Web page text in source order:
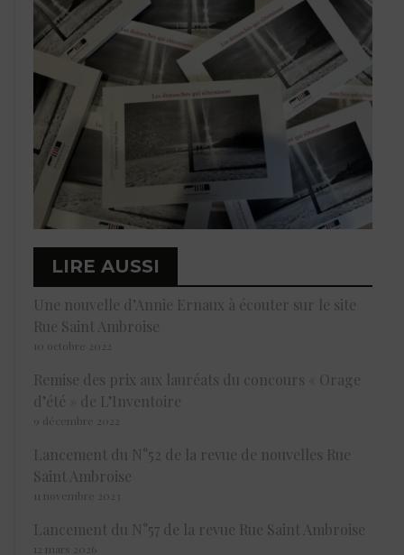
LIRE AUSSI
Une nouvelle d’Annie Ernaux à écouter sur le site
Rue Saint Ambroise
10 octobre 2022
Remise des prix aux lauréats du concours « Orage
d’été » de L’Inventoire
9 décembre 2022
Lancement du N°52 de la revue de nouvelles Rue
Saint Ambroise
11 novembre 2023
Lancement du N°57 de la revue Rue Saint Ambroise
12 mars 2026